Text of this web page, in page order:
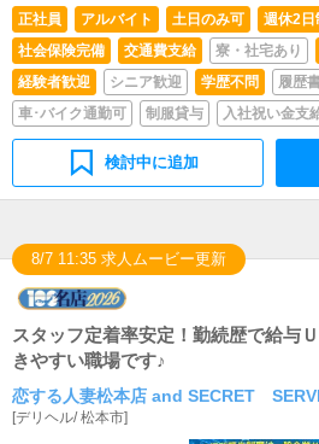
正社員 アルバイト 土日のみ可 週休2日
社会保険完備
交通費支給 寮・社宅あり
経験者歓迎
シニア歓迎 学歴不問 履歴
車･バイク通勤可
制服貸与 入社祝い金支
検討中に追加
8/7 11:35 求人ムービー更新
スタッフ定着率安定！勤続歴で給与
きやすい職場です♪
恋する人妻松本店 and SECRET
[デリヘル/松本市]